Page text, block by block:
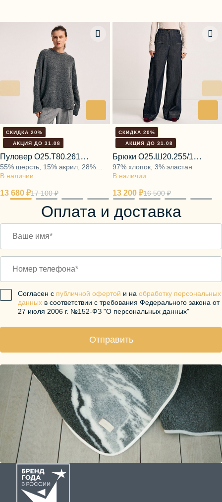
СКИДКА 20%
АКЦИЯ ДО 31.08
13 680 ₽17 100 ₽
В наличии
Пуловер О25.Т80.261
полярная ночь
55% шерсть, 15% акрил, 28%
полиамид, 2% эластан
СКИДКА 20%
АКЦИЯ ДО 31.08
13 200 ₽16 500 ₽
В наличии
Брюки О25.Ш20.255/1
арктический ветер
97% хлопок, 3% эластан
Оплата и доставка
Согласен с публичной офертой и на обработку персональных
данных в соответствии с требования Федерального закона от
27 июля 2006 г. №152-ФЗ "О персональных данных"
Отправить